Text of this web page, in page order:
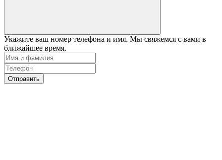
Укажите ваш номер телефона и имя. Мы свяжемся с вами в
ближайшее время.
Отправить